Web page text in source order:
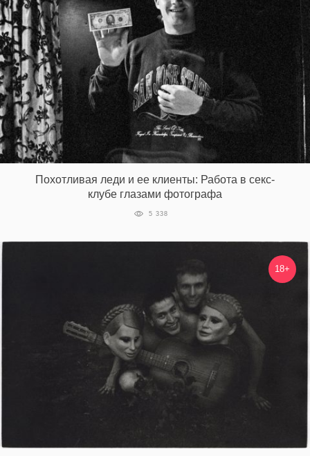
Похотливая леди и ее клиенты: Работа в секс-
клубе глазами фотографа
5 338
18+